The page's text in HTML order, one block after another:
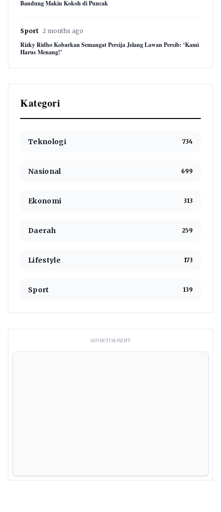
Bandung Makin Kokoh di Puncak
Sport 2 months ago
Rizky Ridho Kobarkan Semangat Persija Jelang Lawan Persib: ‘Kami
Harus Menang!’
Kategori
Teknologi 734
Nasional 699
Ekonomi 313
Daerah 259
Lifestyle 173
Sport 139
ADVERTISEMENT